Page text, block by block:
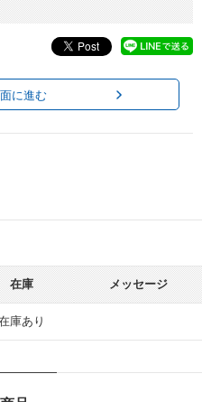
に進む
在庫 メッセージ
庫あり